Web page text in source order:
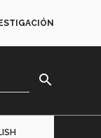
search